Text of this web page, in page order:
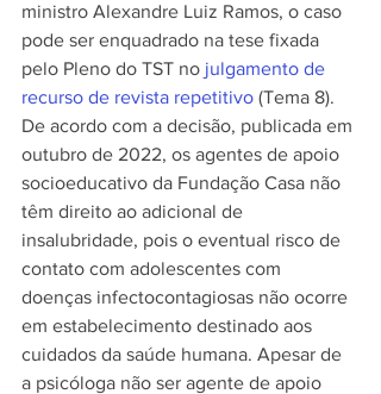
ministro Alexandre Luiz Ramos, o caso
pode ser enquadrado na tese fixada
pelo Pleno do TST no julgamento de
recurso de revista repetitivo (Tema 8).
De acordo com a decisão, publicada em
outubro de 2022, os agentes de apoio
socioeducativo da Fundação Casa não
têm direito ao adicional de
insalubridade, pois o eventual risco de
contato com adolescentes com
doenças infectocontagiosas não ocorre
em estabelecimento destinado aos
cuidados da saúde humana. Apesar de
a psicóloga não ser agente de apoio